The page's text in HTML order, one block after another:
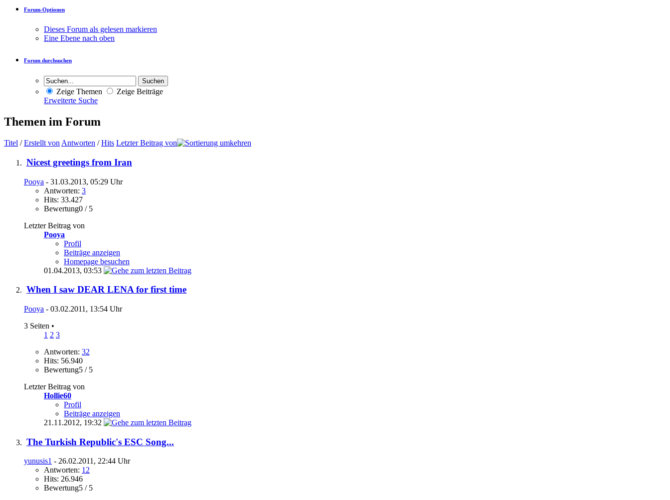
Forum-Optionen
Dieses Forum als gelesen markieren
Eine Ebene nach oben
Forum durchsuchen
Zeige Themen
Zeige Beiträge
Erweiterte Suche
Themen im Forum
Titel /Erstellt von Antworten /Hits Letzter Beitrag von
Nicest greetings from Iran
Pooya - 31.03.2013, 05:29 Uhr
Antworten: 3
Hits: 33.427
Bewertung0 / 5
Letzter Beitrag von
Pooya
Profil
Beiträge anzeigen
Homepage besuchen
01.04.2013, 03:53
When I saw DEAR LENA for first time
Pooya - 03.02.2011, 13:54 Uhr
3 Seiten •
1 2 3
Antworten: 32
Hits: 56.940
Bewertung5 / 5
Letzter Beitrag von
Hollie60
Profil
Beiträge anzeigen
21.11.2012, 19:32
The Turkish Republic's ESC Song...
yunusis1 - 26.02.2011, 22:44 Uhr
Antworten: 12
Hits: 26.946
Bewertung5 / 5